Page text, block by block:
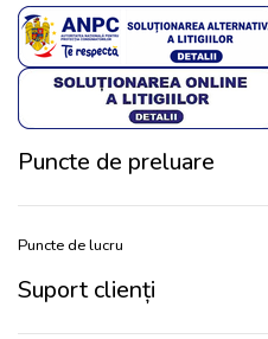
Puncte de preluare
Puncte de lucru
Suport clienți